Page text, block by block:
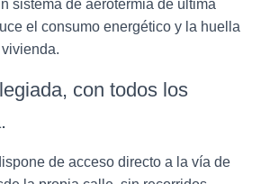
sistema de aerotermia de última
el consumo energético y la huella
con todos los
de acceso directo a la vía de